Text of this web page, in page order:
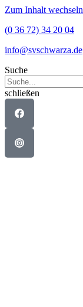
Zum Inhalt wechseln
(0 36 72) 34 20 04
info@svschwarza.de
Suche
schließen